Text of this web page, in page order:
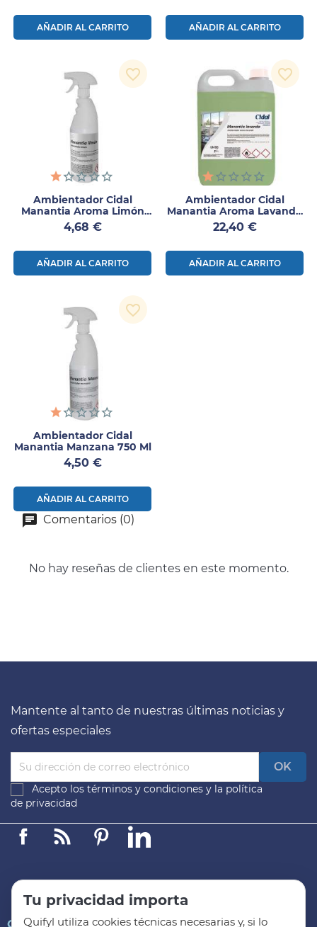
AÑADIR AL CARRITO AÑADIR AL CARRITO
Ambientador Cidal
Manantia Aroma Limón
750ml
Precio
4,68 €
AÑADIR AL CARRITO
favorite_border
Ambientador Cidal
Manantia Aroma Lavanda
5L
Precio
22,40 €
AÑADIR AL CARRITO
favorite_border
Ambientador Cidal
Manantia Manzana 750 Ml
Precio
4,50 €
AÑADIR AL CARRITO
favorite_border
Comentarios (0)
No hay reseñas de clientes en este momento.
Mantente al tanto de nuestras últimas noticias y
ofertas especiales
Acepto los términos y condiciones y la política
de privacidad
FacebookLinkedinPinterest
Tu privacidad importa
Quifyl utiliza cookies técnicas necesarias y, si lo